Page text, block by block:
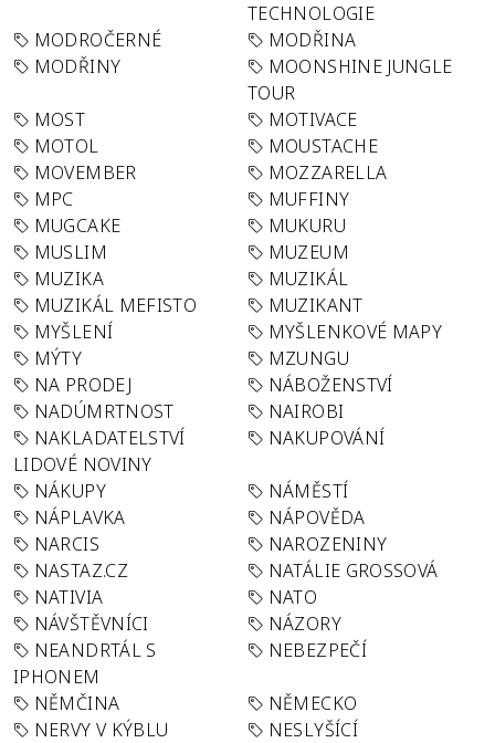
TECHNOLOGIE
MODROČERNÉ
MODŘINA
MODŘINY
MOONSHINE JUNGLE
TOUR
MOST
MOTIVACE
MOTOL
MOUSTACHE
MOVEMBER
MOZZARELLA
MPC
MUFFINY
MUGCAKE
MUKURU
MUSLIM
MUZEUM
MUZIKA
MUZIKÁL
MUZIKÁL MEFISTO
MUZIKANT
MYŠLENÍ
MYŠLENKOVÉ MAPY
MÝTY
MZUNGU
NA PRODEJ
NÁBOŽENSTVÍ
NADÚMRTNOST
NAIROBI
NAKLADATELSTVÍ
LIDOVÉ NOVINY
NAKUPOVÁNÍ
NÁKUPY
NÁMĚSTÍ
NÁPLAVKA
NÁPOVĚDA
NARCIS
NAROZENINY
NASTAZ.CZ
NATÁLIE GROSSOVÁ
NATIVIA
NATO
NÁVŠTĚVNÍCI
NÁZORY
NEANDRTÁL S
IPHONEM
NEBEZPEČÍ
NĚMČINA
NĚMECKO
NERVY V KÝBLU
NESLYŠÍCÍ